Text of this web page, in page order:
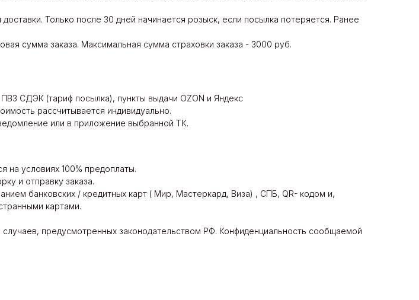
Только после 30 дней начинается розыск, если посылка потеряется. Ранее
сумма заказа. Максимальная сумма страховки заказа - 3000 руб.
СДЭК (тариф посылка), пункты выдачи OZON и Яндекс
рассчитывается индивидуально.
или в приложение выбранной ТК.
на условиях 100% предоплаты.
и отправку заказа.
банковских / кредитных карт ( Мир, Мастеркард, Виза) , СПБ, QR- кодом и,
картами.
предусмотренных законодательством РФ. Конфиденциальность сообщаемой